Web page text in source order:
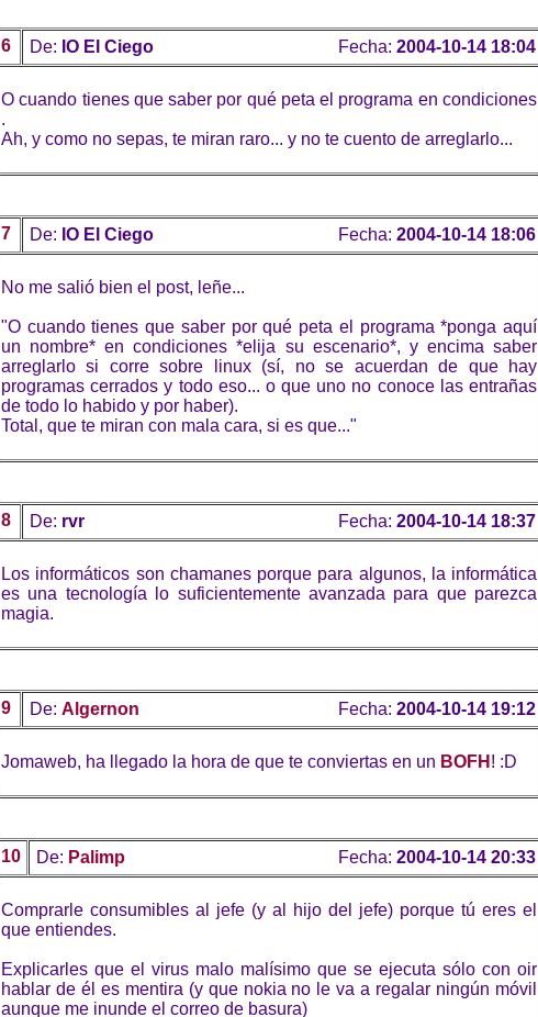
6 De: IO El Ciego Fecha: 2004-10-14 18:04
O cuando tienes que saber por qué peta el programa en condiciones
.
Ah, y como no sepas, te miran raro... y no te cuento de arreglarlo...
7 De: IO El Ciego Fecha: 2004-10-14 18:06
No me salió bien el post, leñe...
"O cuando tienes que saber por qué peta el programa *ponga aquí
un nombre* en condiciones *elija su escenario*, y encima saber
arreglarlo si corre sobre linux (sí, no se acuerdan de que hay
programas cerrados y todo eso... o que uno no conoce las entrañas
de todo lo habido y por haber).
Total, que te miran con mala cara, si es que..."
8 De: rvr Fecha: 2004-10-14 18:37
Los informáticos son chamanes porque para algunos, la informática
es una tecnología lo suficientemente avanzada para que parezca
magia.
9 De: Algernon Fecha: 2004-10-14 19:12
Jomaweb, ha llegado la hora de que te conviertas en un BOFH ! :D
10 De: Palimp Fecha: 2004-10-14 20:33
Comprarle consumibles al jefe (y al hijo del jefe) porque tú eres el
que entiendes.
Explicarles que el virus malo malísimo que se ejecuta sólo con oir
hablar de él es mentira (y que nokia no le va a regalar ningún móvil
aunque me inunde el correo de basura)